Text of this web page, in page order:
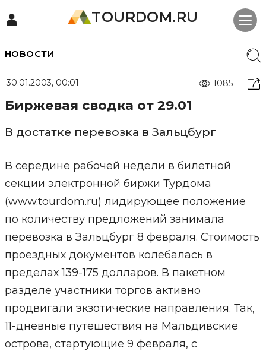
TOURDOM.RU
НОВОСТИ
30.01.2003, 00:01 1085
Биржевая сводка от 29.01
В достатке перевозка в Зальцбург
В середине рабочей недели в билетной
секции электронной биржи Турдома
(www.tourdom.ru) лидирующее положение
по количеству предложений занимала
перевозка в Зальцбург 8 февраля. Стоимость
проездных документов колебалась в
пределах 139-175 долларов. В пакетном
разделе участники торгов активно
продвигали экзотические направления. Так,
11-дневные путешествия на Мальдивские
острова, стартующие 9 февраля, с